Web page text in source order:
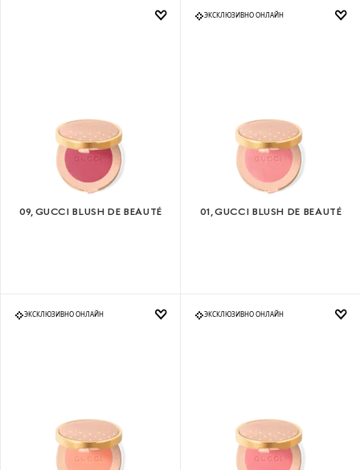
09, GUCCI BLUSH DE BEAUTÉ
ЭКСКЛЮЗИВНО ОНЛАЙН
01, GUCCI BLUSH DE BEAUTÉ
ЭКСКЛЮЗИВНО ОНЛАЙН ЭКСКЛЮЗИВНО ОНЛАЙН